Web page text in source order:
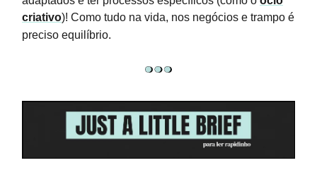
criativo)! Como tudo na vida, nos negócios e trampo é
preciso equilíbrio.